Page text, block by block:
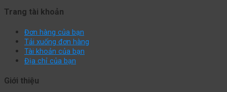
Trang tài khoản
Đơn hàng của bạn
Tải xuống đơn hàng
Tài khoản của bạn
Địa chỉ của bạn
Giới thiệu